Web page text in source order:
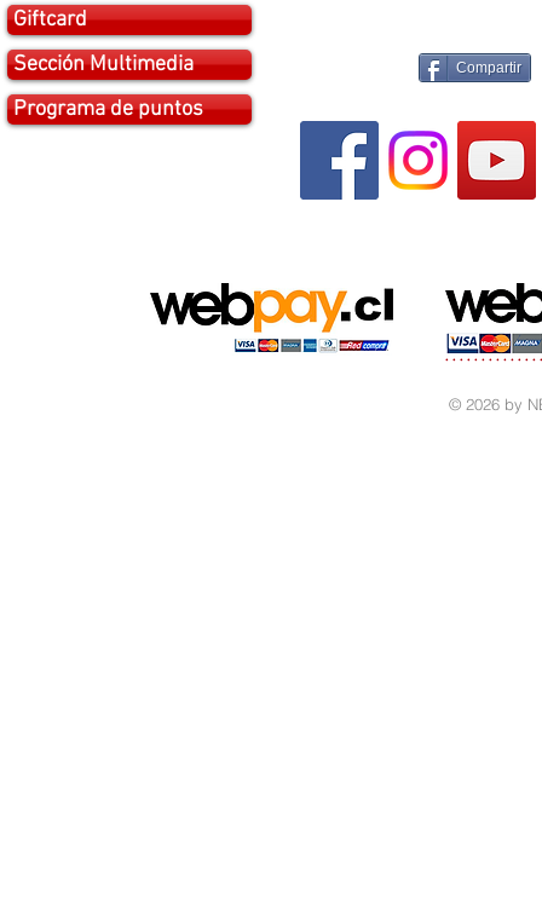
Giftcard
Sección Multimedia
Programa de puntos
Compartir
© 2026 by